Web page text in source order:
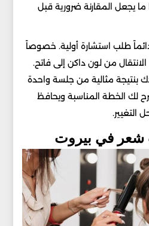
يجعل المقارنة ضرورية قبل
طلب استشارة أولية. خصوصاً
من لون داكن إلى فاتح.
بنتيجة مثالية من جلسة واحدة
لك الخطة المناسبة ويحافظ
التغيير.